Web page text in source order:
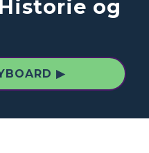
og
▶